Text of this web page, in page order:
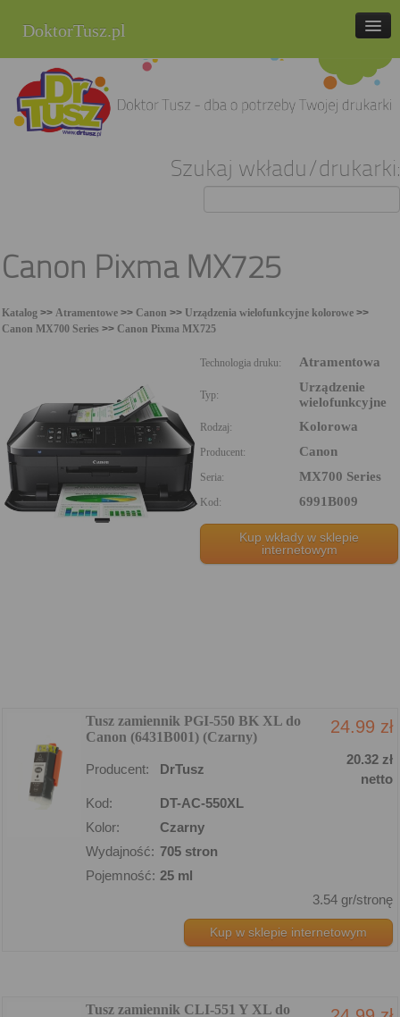
DoktorTusz.pl
tel. 857 337 337
Strona główna
Sklep internetowy
Szukaj wkładu/drukarki:
Canon Pixma MX725
Katalog >> Atramentowe >> Canon >> Urządzenia wielofunkcyjne kolorowe >>
Canon MX700 Series >> Canon Pixma MX725
Technologia druku: Atramentowa
Typ:
Urządzenie
wielofunkcyjne
Rodzaj: Kolorowa
Producent: Canon
Seria: MX700 Series
Kod: 6991B009
Kup wkłady w sklepie
internetowym
Tusz zamiennik PGI-550 BK XL do
Canon (6431B001) (Czarny)
24.99 zł
Producent: DrTusz
20.32 zł
netto
Kod:
DT-AC-550XL
Kolor:
Czarny
Wydajność: 705 stron
Pojemność: 25 ml
3.54 gr/stronę
Kup w sklepie internetowym
Tusz zamiennik CLI-551 Y XL do